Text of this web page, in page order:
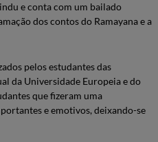
e conta com um bailado
dos contos do Ramayana e a
pelos estudantes das
da Universidade Europeia e do
que fizeram uma
e emotivos, deixando-se